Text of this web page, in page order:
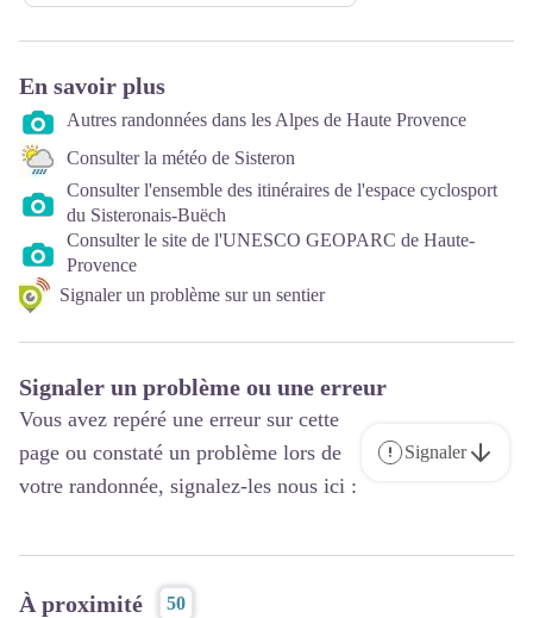
En savoir plus
Autres randonnées dans les Alpes de Haute Provence
Consulter la météo de Sisteron
Consulter l'ensemble des itinéraires de l'espace cyclosport
du Sisteronais-Buëch
Consulter le site de l'UNESCO GEOPARC de Haute-
Provence
Signaler un problème sur un sentier
Signaler un problème ou une erreur
Vous avez repéré une erreur sur cette
page ou constaté un problème lors de
votre randonnée, signalez-les nous ici :
Signaler
À proximité 50